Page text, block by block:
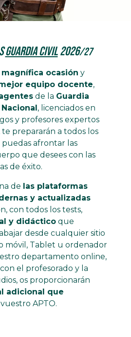
Guardia Civil2026/27
magnífica ocasión y
equipo docente,
de la Guardia
, licenciados en
y profesores expertos
prepararán a todos los
afrontar las
que desees con las
de éxito.
de las plataformas
y actualizadas
con todos los tests,
y didáctico que
desde cualquier sitio
móvil, Tablet u ordenador
departamento online,
el profesorado y la
os proporcionarán
adicional que
APTO.